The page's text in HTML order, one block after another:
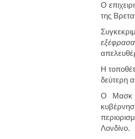
Ο
της
Η
δεύτερη
Ο Μασκ
Λονδίνο.